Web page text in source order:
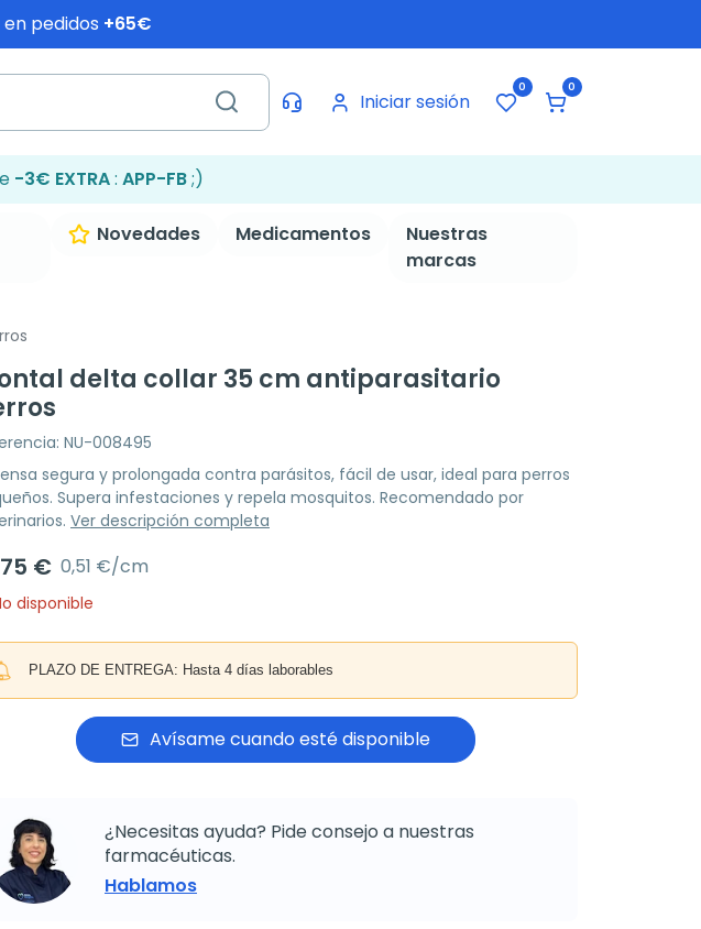
pedidos +65€
Iniciar sesión
0 0
-3€ EXTRA: APP-FB;)
Novedades Medicamentos
Nuestras
marcas
delta collar 35 cm antiparasitario
NU-008495
segura y prolongada contra parásitos, fácil de usar, ideal para perros
Supera infestaciones y repela mosquitos. Recomendado por
Ver descripción completa
€ 0,51 €/cm
disponible
PLAZO DE ENTREGA: Hasta 4 días laborables
Avísame cuando esté disponible
¿Necesitas ayuda? Pide consejo a nuestras
farmacéuticas.
Hablamos